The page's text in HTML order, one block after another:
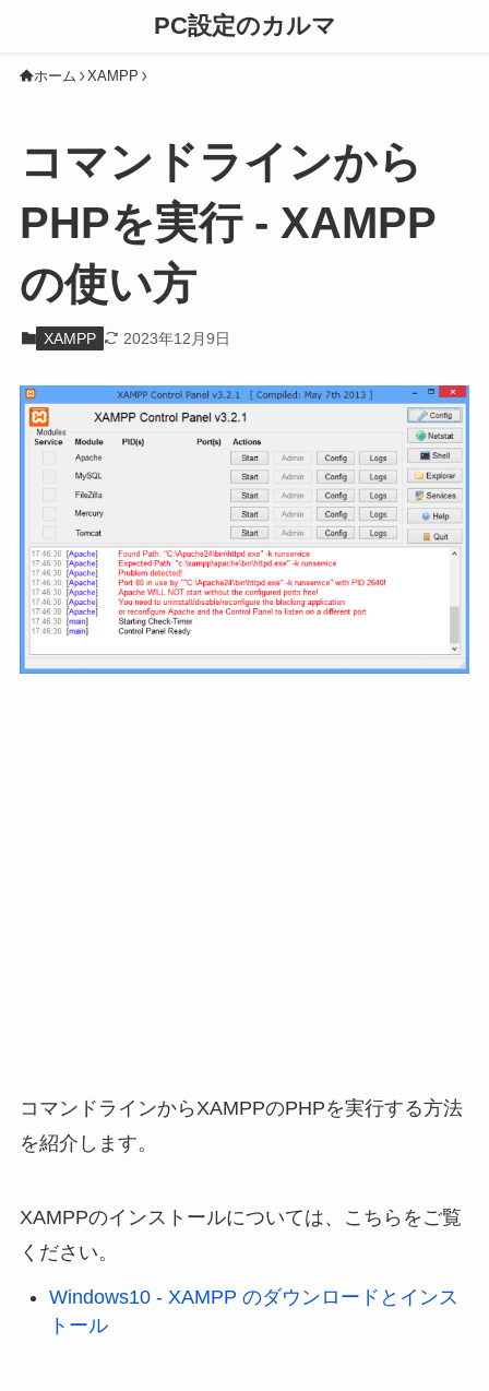
PC設定のカルマ
ホーム XAMPP
コマンドラインから
PHPを実行 - XAMPP
の使い方
XAMPP 2023年12月9日
コマンドラインからXAMPPのPHPを実行する方法
を紹介します。
XAMPPのインストールについては、こちらをご覧
ください。
Windows10 - XAMPP のダウンロードとインス
トール